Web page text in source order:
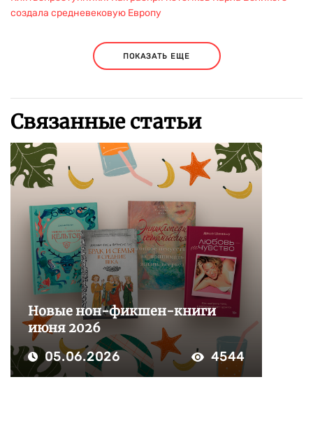
создала средневековую Европу
ПОКАЗАТЬ ЕЩЕ
Связанные статьи
Новые нон-фикшен-книги
июня 2026
05.06.2026 4544